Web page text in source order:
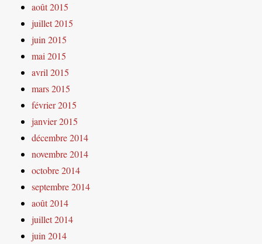
août 2015
juillet 2015
juin 2015
mai 2015
avril 2015
mars 2015
février 2015
janvier 2015
décembre 2014
novembre 2014
octobre 2014
septembre 2014
août 2014
juillet 2014
juin 2014